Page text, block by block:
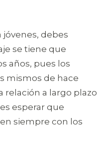
debes
se tiene que
años, pues los
mismos de hace
relación a largo plazo
esperar que
siempre con los